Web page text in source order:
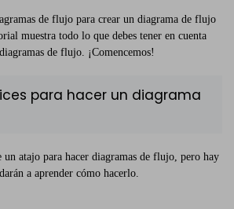
de flujo para crear un diagrama de flujo
muestra todo lo que debes tener en cuenta
de flujo. ¡Comencemos!
para hacer un diagrama
un atajo para hacer diagramas de flujo, pero hay
a aprender cómo hacerlo.